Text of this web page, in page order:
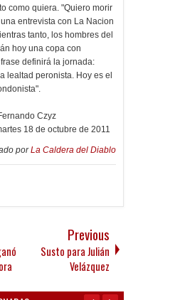
como quiera. "Quiero morir
entrevista con La Nacion
tanto, los hombres del
hoy una copa con
definirá la jornada:
lealtad peronista. Hoy es el
Czyz
18 de octubre de 2011
porLa Caldera del Diablo
Previous
Susto para Julián
Velázquez